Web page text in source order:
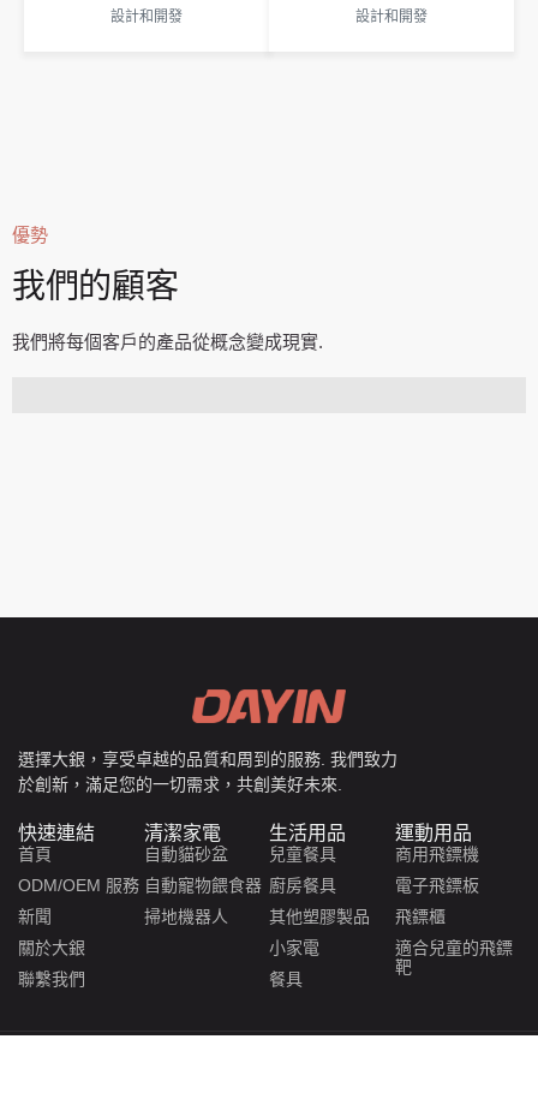
設計和開發 設計和開發
優勢
我們的顧客
我們將每個客戶的產品從概念變成現實.
選擇大銀，享受卓越的品質和周到的服務. 我們致力
於創新，滿足您的一切需求，共創美好未來.
快速連結
首頁
ODM/OEM 服務
新聞
關於大銀
聯繫我們
清潔家電
自動貓砂盆
自動寵物餵食器
掃地機器人
生活用品
兒童餐具
廚房餐具
其他塑膠製品
小家電
餐具
運動用品
商用飛鏢機
電子飛鏢板
飛鏢櫃
適合兒童的飛鏢
靶